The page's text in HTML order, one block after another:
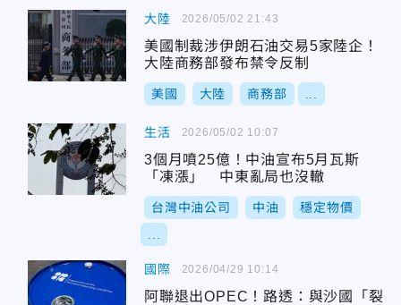
大陸
美國制裁涉伊朗石油交易5家陸企！
大陸商務部發布禁令反制
美國 大陸 商務部
2026/05/02 21:43
生活
3個月噴25億！中油宣布5月瓦斯
「凍漲」 中東亂局也沒轍
台灣中油公司 中油 穩定物價
2026/05/02 10:07
國際
阿聯退出OPEC！路透：與沙國「裂
2026/04/29 10:14